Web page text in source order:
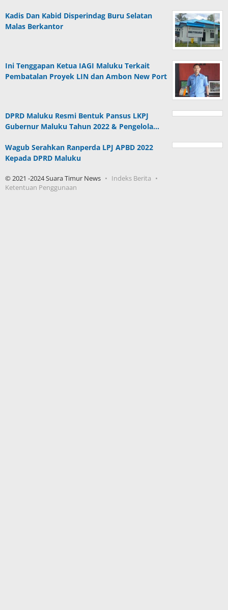
Kadis Dan Kabid Disperindag Buru Selatan
Malas Berkantor
Ini Tenggapan Ketua IAGI Maluku Terkait
Pembatalan Proyek LIN dan Ambon New Port
DPRD Maluku Resmi Bentuk Pansus LKPJ
Gubernur Maluku Tahun 2022 & Pengelola…
Wagub Serahkan Ranperda LPJ APBD 2022
Kepada DPRD Maluku
© 2021 -2024 Suara Timur News
Indeks Berita
Ketentuan Penggunaan